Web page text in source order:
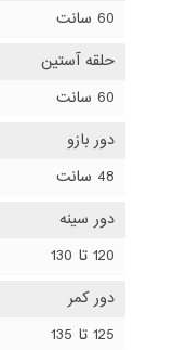
60 سانت
حلقه آستین
60 سانت
دور بازو
48 سانت
دور سینه
120 تا 130
دور کمر
125 تا 135